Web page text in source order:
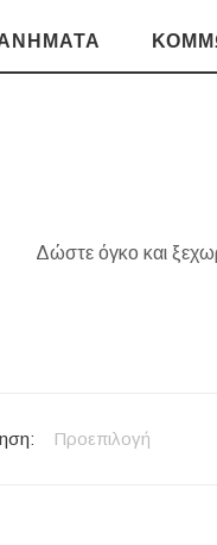
Δώστε όγκο και
Προεπιλογή